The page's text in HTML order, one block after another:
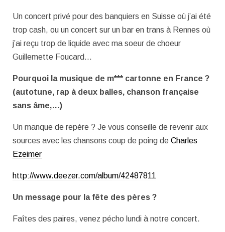
Un concert privé pour des banquiers en Suisse où j’ai été
trop cash, ou un concert sur un bar en trans à Rennes où
j’ai reçu trop de liquide avec ma soeur de choeur
Guillemette Foucard…
Pourquoi la musique de m*** cartonne en France ?
(autotune, rap à deux balles, chanson française
sans âme,…)
Un manque de repère ? Je vous conseille de revenir aux
sources avec les chansons coup de poing de Charles
Ezeimer
http://www.deezer.com/album/42487811
Un message pour la fête des pères ?
Faîtes des paires, venez pécho lundi à notre concert.